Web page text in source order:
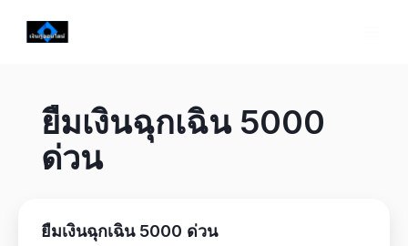
ยืมเงินฉุกเฉิน 5000
ด่วน
ยืมเงินฉุกเฉิน 5000 ด่วน